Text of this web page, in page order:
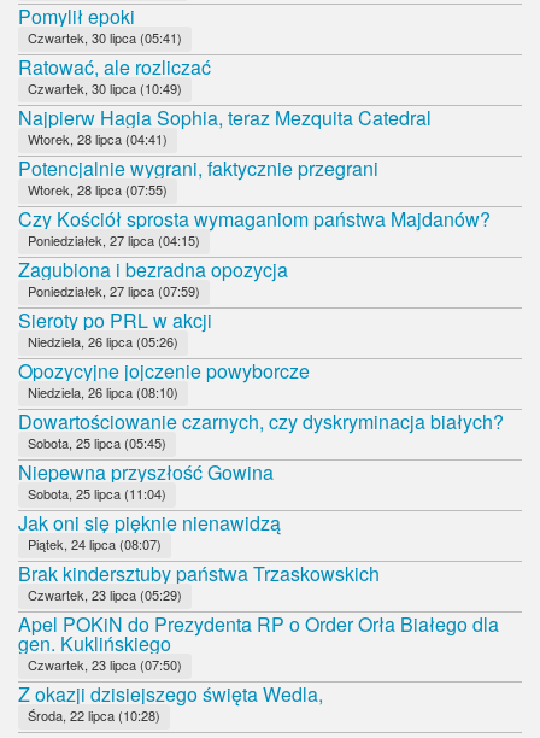
Pomylił epoki
Czwartek, 30 lipca (05:41)
Ratować, ale rozliczać
Czwartek, 30 lipca (10:49)
Najpierw Hagia Sophia, teraz Mezquita Catedral
Wtorek, 28 lipca (04:41)
Potencjalnie wygrani, faktycznie przegrani
Wtorek, 28 lipca (07:55)
Czy Kościół sprosta wymaganiom państwa Majdanów?
Poniedziałek, 27 lipca (04:15)
Zagubiona i bezradna opozycja
Poniedziałek, 27 lipca (07:59)
Sieroty po PRL w akcji
Niedziela, 26 lipca (05:26)
Opozycyjne jojczenie powyborcze
Niedziela, 26 lipca (08:10)
Dowartościowanie czarnych, czy dyskryminacja białych?
Sobota, 25 lipca (05:45)
Niepewna przyszłość Gowina
Sobota, 25 lipca (11:04)
Jak oni się pięknie nienawidzą
Piątek, 24 lipca (08:07)
Brak kindersztuby państwa Trzaskowskich
Czwartek, 23 lipca (05:29)
Apel POKiN do Prezydenta RP o Order Orła Białego dla
gen. Kuklińskiego
Czwartek, 23 lipca (07:50)
Z okazji dzisiejszego święta Wedla,
Środa, 22 lipca (10:28)